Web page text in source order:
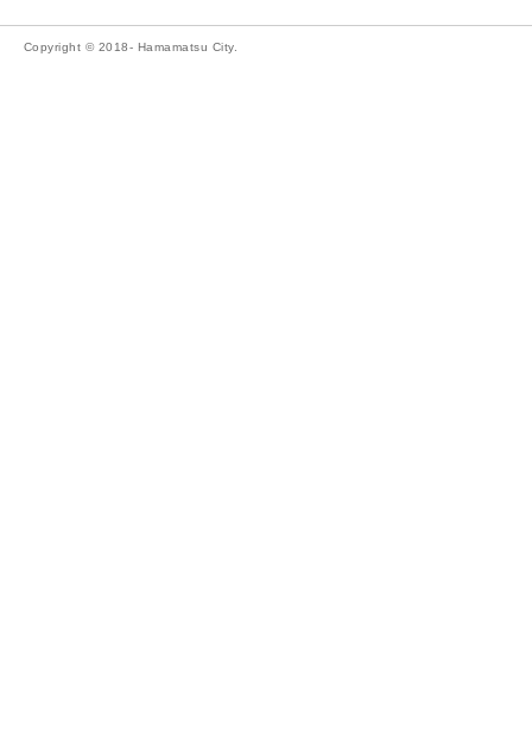
Copyright © 2018- Hamamatsu City.